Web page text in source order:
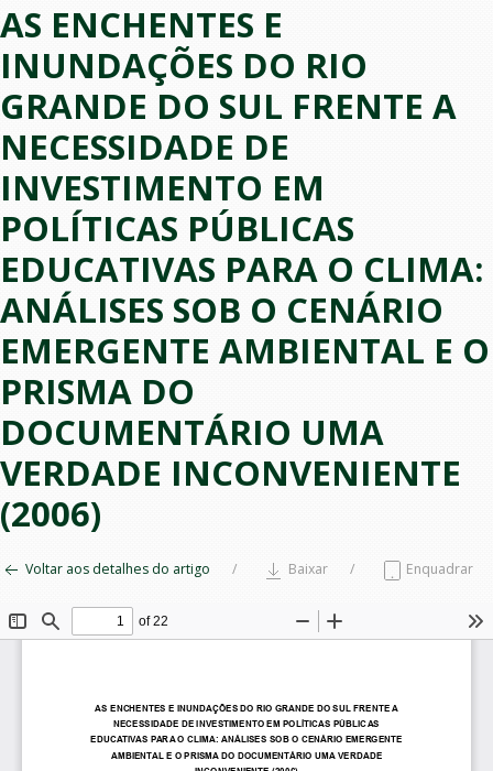
AS ENCHENTES E
INUNDAÇÕES DO RIO
GRANDE DO SUL FRENTE A
NECESSIDADE DE
INVESTIMENTO EM
POLÍTICAS PÚBLICAS
EDUCATIVAS PARA O CLIMA:
ANÁLISES SOB O CENÁRIO
EMERGENTE AMBIENTAL E O
PRISMA DO
DOCUMENTÁRIO UMA
VERDADE INCONVENIENTE
(2006)
Voltar aos detalhes do artigo Baixar Enquadrar